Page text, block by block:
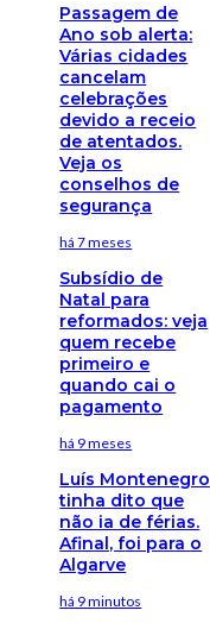
Passagem de
Ano sob alerta:
Várias cidades
cancelam
celebrações
devido a receio
de atentados.
Veja os
conselhos de
segurança
há 7 meses
Subsídio de
Natal para
reformados: veja
quem recebe
primeiro e
quando cai o
pagamento
há 9 meses
Luís Montenegro
tinha dito que
não ia de férias.
Afinal, foi para o
Algarve
há 9 minutos